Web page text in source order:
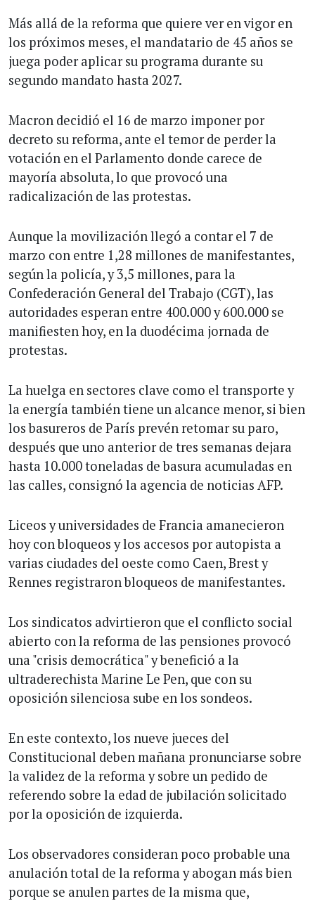
Más allá de la reforma que quiere ver en vigor en
los próximos meses, el mandatario de 45 años se
juega poder aplicar su programa durante su
segundo mandato hasta 2027.
Macron decidió el 16 de marzo imponer por
decreto su reforma, ante el temor de perder la
votación en el Parlamento donde carece de
mayoría absoluta, lo que provocó una
radicalización de las protestas.
Aunque la movilización llegó a contar el 7 de
marzo con entre 1,28 millones de manifestantes,
según la policía, y 3,5 millones, para la
Confederación General del Trabajo (CGT), las
autoridades esperan entre 400.000 y 600.000 se
manifiesten hoy, en la duodécima jornada de
protestas.
La huelga en sectores clave como el transporte y
la energía también tiene un alcance menor, si bien
los basureros de París prevén retomar su paro,
después que uno anterior de tres semanas dejara
hasta 10.000 toneladas de basura acumuladas en
las calles, consignó la agencia de noticias AFP.
Liceos y universidades de Francia amanecieron
hoy con bloqueos y los accesos por autopista a
varias ciudades del oeste como Caen, Brest y
Rennes registraron bloqueos de manifestantes.
Los sindicatos advirtieron que el conflicto social
abierto con la reforma de las pensiones provocó
una "crisis democrática" y benefició a la
ultraderechista Marine Le Pen, que con su
oposición silenciosa sube en los sondeos.
En este contexto, los nueve jueces del
Constitucional deben mañana pronunciarse sobre
la validez de la reforma y sobre un pedido de
referendo sobre la edad de jubilación solicitado
por la oposición de izquierda.
Los observadores consideran poco probable una
anulación total de la reforma y abogan más bien
porque se anulen partes de la misma que,